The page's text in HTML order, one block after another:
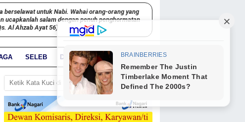
berselawat untuk Nabi. Wahai orang-orang yang
ucapkanlah salam dengan penuh penghormatan
Al Ahzab Ayat 56)
SELEB DUNIA PARIWARA